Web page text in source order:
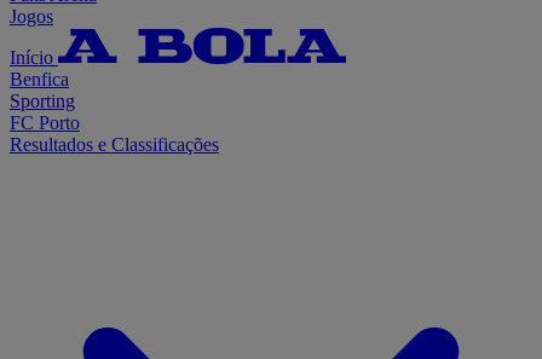
Jogos
Início
Benfica
Sporting
FC Porto
Resultados e Classificações